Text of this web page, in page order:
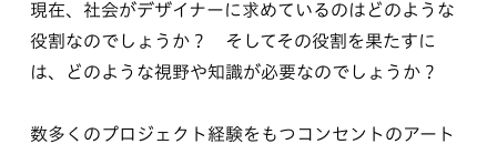
現在、社会がデザイナーに求めているのはどのような
役割なのでしょうか？ そしてその役割を果たすに
は、どのような視野や知識が必要なのでしょうか？
数多くのプロジェクト経験をもつコンセントのアート